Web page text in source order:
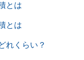
とは
とは
れくらい？